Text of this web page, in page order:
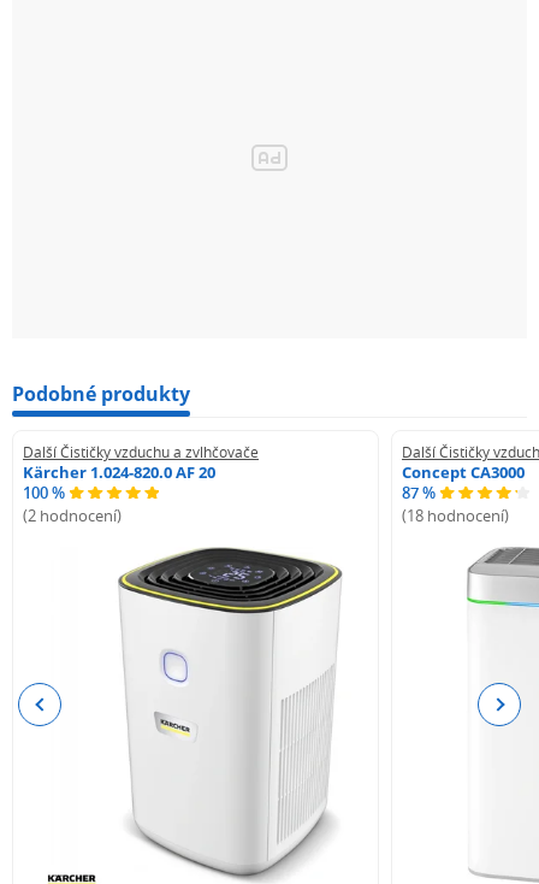
Barevné provedení: černá + imitace dřeva
Podobné produkty
Další Čističky vzduchu a zvlhčovače
Kärcher 1.024-820.0 AF 20
100 %
(2 hodnocení)
Další Čističky
Concept CA3000
87 %
(18 hodnocení)
Previous Next